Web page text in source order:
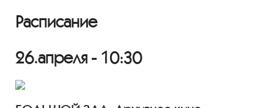
Расписание
26.апреля - 10:30